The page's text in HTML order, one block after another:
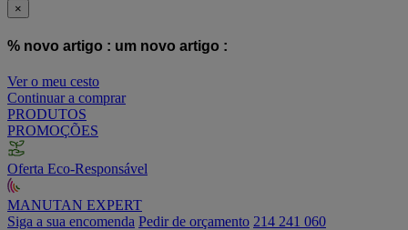
×
% novo artigo : um novo artigo :
Ver o meu cesto
Continuar a comprar
PRODUTOS
PROMOÇÕES
Oferta Eco-Responsável
MANUTAN EXPERT
Siga a sua encomenda Pedir de orçamento 214 241 060